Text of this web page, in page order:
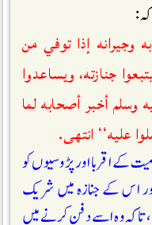
:
وجيرانه إذا توفي من
جنازته، ويساعدوا
وسلم أخبر أصحابه لما
عليه‘‘ انتهى.
کے اقربا اور پڑوسیوں کو
اس کے جنازہ میں شريک
تاکہ وہ اسے دفن کرنے میں